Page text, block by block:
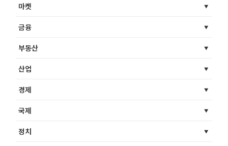
마켓
금융
부동산
산업
경제
국제
정치